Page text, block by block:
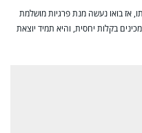
אז בואו נעשה מנת פרגיות מושלמת
בקלות יחסית, והיא תמיד יוצאת